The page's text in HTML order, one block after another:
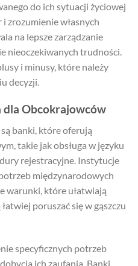
do ich sytuacji życiowej
zrozumienie własnych
na lepsze zarządzanie
nieoczekiwanych trudności.
i minusy, które należy
decyzji.
dla Obcokrajowców
banki, które oferują
takie jak obsługa w języku
rejestracyjne. Instytucje
międzynarodowych
warunki, które ułatwiają
poruszać się w gąszczu
specyficznych potrzeb
ich zaufania. Banki,